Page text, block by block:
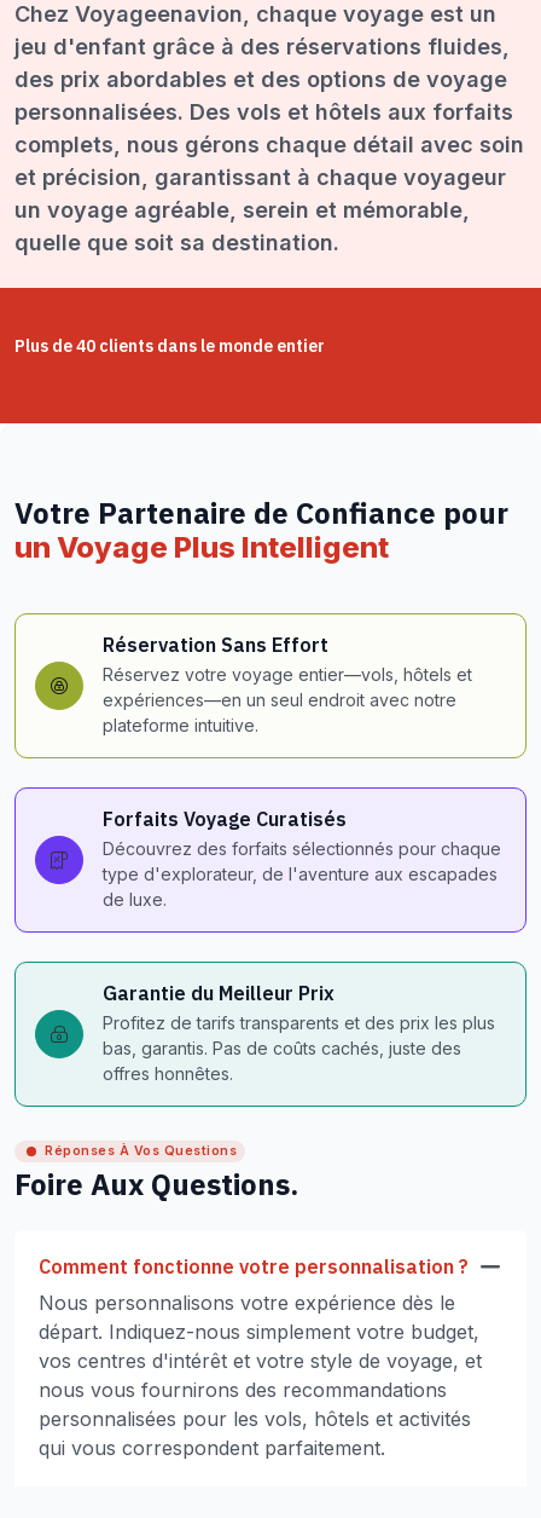
Chez Voyageenavion, chaque voyage est un
jeu d'enfant grâce à des réservations fluides,
des prix abordables et des options de voyage
personnalisées. Des vols et hôtels aux forfaits
complets, nous gérons chaque détail avec soin
et précision, garantissant à chaque voyageur
un voyage agréable, serein et mémorable,
quelle que soit sa destination.
Plus de 40 clients dans le monde entier
Votre Partenaire de Confiance pour
un Voyage Plus Intelligent
Réservation Sans Effort
Réservez votre voyage entier—vols, hôtels et
expériences—en un seul endroit avec notre
plateforme intuitive.
Forfaits Voyage Curatisés
Découvrez des forfaits sélectionnés pour chaque
type d'explorateur, de l'aventure aux escapades
de luxe.
Garantie du Meilleur Prix
Profitez de tarifs transparents et des prix les plus
bas, garantis. Pas de coûts cachés, juste des
offres honnêtes.
Réponses À Vos Questions
Foire Aux Questions.
Comment fonctionne votre personnalisation ?
Nous personnalisons votre expérience dès le
départ. Indiquez-nous simplement votre budget,
vos centres d'intérêt et votre style de voyage, et
nous vous fournirons des recommandations
personnalisées pour les vols, hôtels et activités
qui vous correspondent parfaitement.